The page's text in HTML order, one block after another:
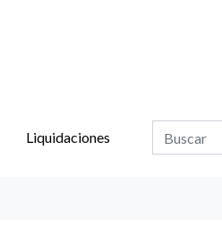
Liquidaciones